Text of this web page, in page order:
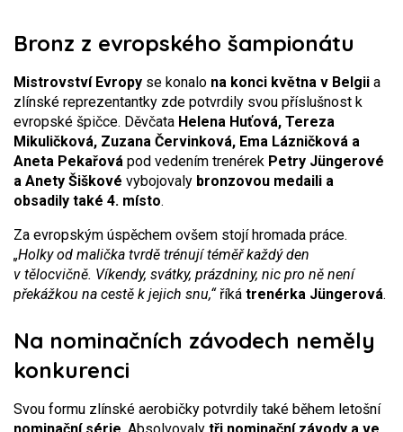
Bronz z evropského šampionátu
Mistrovství Evropy se konalo na konci května v Belgii a
zlínské reprezentantky zde potvrdily svou příslušnost k
evropské špičce. Děvčata Helena Huťová, Tereza
Mikuličková, Zuzana Červinková, Ema Lázničková a
Aneta Pekařová pod vedením trenérek Petry Jüngerové
a Anety Šiškové vybojovaly bronzovou medaili a
obsadily také 4. místo.
Za evropským úspěchem ovšem stojí hromada práce.
„Holky od malička tvrdě trénují téměř každý den
v tělocvičně. Víkendy, svátky, prázdniny, nic pro ně není
překážkou na cestě k jejich snu,“říká trenérka Jüngerová.
Na nominačních závodech neměly
konkurenci
Svou formu zlínské aerobičky potvrdily také během letošní